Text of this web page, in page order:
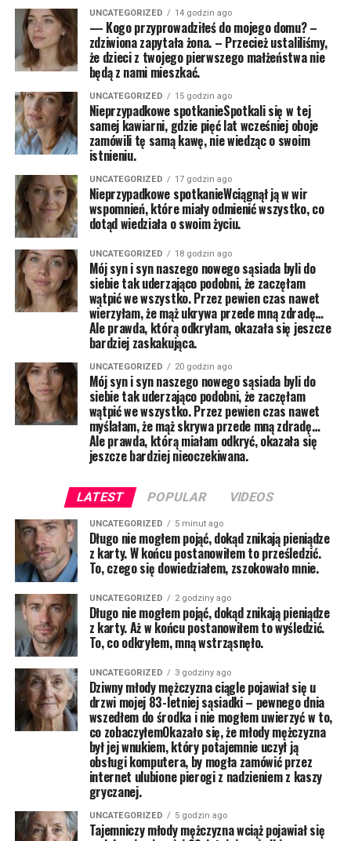
UNCATEGORIZED 14 godzin ago
— Kogo przyprowadziłeś do mojego domu? –
zdziwiona zapytała żona. – Przecież ustaliliśmy,
że dzieci z twojego pierwszego małżeństwa nie
będą z nami mieszkać.
UNCATEGORIZED 15 godzin ago
Nieprzypadkowe spotkanieSpotkali się w tej
samej kawiarni, gdzie pięć lat wcześniej oboje
zamówili tę samą kawę, nie wiedząc o swoim
istnieniu.
UNCATEGORIZED 17 godzin ago
Nieprzypadkowe spotkanieWciągnął ją w wir
wspomnień, które miały odmienić wszystko, co
dotąd wiedziała o swoim życiu.
UNCATEGORIZED 18 godzin ago
Mój syn i syn naszego nowego sąsiada byli do
siebie tak uderzająco podobni, że zaczęłam
wątpić we wszystko. Przez pewien czas nawet
wierzyłam, że mąż ukrywa przede mną zdradę…
Ale prawda, którą odkryłam, okazała się jeszcze
bardziej zaskakująca.
UNCATEGORIZED 20 godzin ago
Mój syn i syn naszego nowego sąsiada byli do
siebie tak uderzająco podobni, że zaczęłam
wątpić we wszystko. Przez pewien czas nawet
myślałam, że mąż skrywa przede mną zdradę…
Ale prawda, którą miałam odkryć, okazała się
jeszcze bardziej nieoczekiwana.
LATEST POPULAR VIDEOS
UNCATEGORIZED 5 minut ago
Długo nie mogłem pojąć, dokąd znikają pieniądze
z karty. W końcu postanowiłem to prześledzić.
To, czego się dowiedziałem, zszokowało mnie.
UNCATEGORIZED 2 godziny ago
Długo nie mogłem pojąć, dokąd znikają pieniądze
z karty. Aż w końcu postanowiłem to wyśledzić.
To, co odkryłem, mną wstrząsnęło.
UNCATEGORIZED 3 godziny ago
Dziwny młody mężczyzna ciągle pojawiał się u
drzwi mojej 83-letniej sąsiadki – pewnego dnia
wszedłem do środka i nie mogłem uwierzyć w to,
co zobaczyłemOkazało się, że młody mężczyzna
był jej wnukiem, który potajemnie uczył ją
obsługi komputera, by mogła zamówić przez
internet ulubione pierogi z nadzieniem z kaszy
gryczanej.
UNCATEGORIZED 5 godzin ago
Tajemniczy młody mężczyzna wciąż pojawiał się